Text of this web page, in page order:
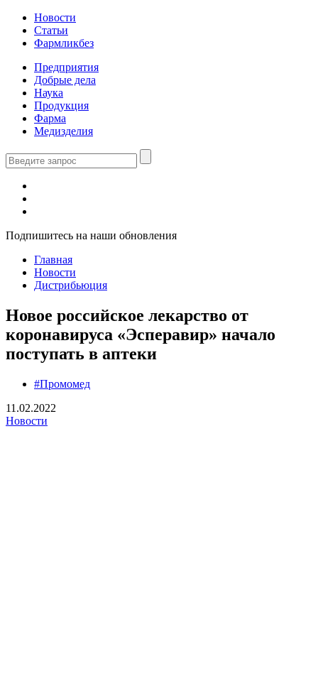
Новости
Статьи
Фармликбез
Предприятия
Добрые дела
Наука
Продукция
Фарма
Медизделия
Подпишитесь на наши обновления
Главная
Новости
Дистрибьюция
Новое российское лекарство от
коронавируса «Эсперавир» начало
поступать в аптеки
#Промомед
11.02.2022
Новости